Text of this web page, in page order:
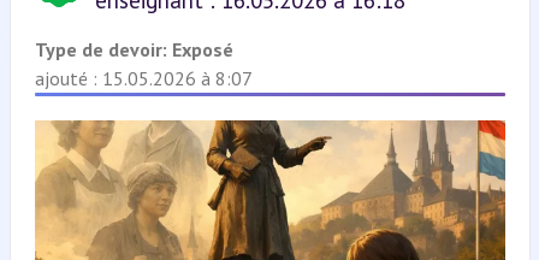
Type de devoir: Exposé
ajouté : 15.05.2026 à 8:07